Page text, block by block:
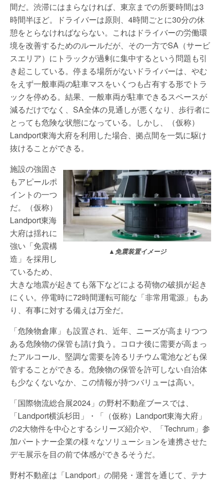
間だ。渋滞にはまらなければ、東京までの所要時間は3
時間半ほど。ドライバーは原則、4時間ごとに30分の休
憩をとらなければならない。これはドライバーの労働環
境を改善するためのルールだが、その一方でSA（サービ
スエリア）にトラックが過剰に集中するという問題も引
き起こしている。停まる場所がないドライバーは、やむ
をえず一般車両の駐車マスをいくつも占有する形でトラ
ックを停める。結果、一般車両が駐車できるスペースが
減るだけでなく、SA全体の見通しが悪くなり、歩行者に
とっても危険な状態になっている。しかし、（仮称）
Landport東海大府を利用した場合、拠点間を一気に駆け
抜けることができる。
▲免震装置イメージ
施設の強固さ
もアピールポ
イントの一つ
だ。（仮称）
Landport東海
大府は揺れに
強い「免震構
造」を採用し
ているため、
大きな地震が起きても落下などによる荷物の破損が起き
にくい。停電時に72時間運転可能な「非常用電源」もあ
り、有事に対する備えは万全だ。
「危険物倉庫」も設置され、近年、ニーズが高まりつつ
ある危険物の保管も請け負う。コロナ後に需要が高まっ
たアルコール、堅調な需要を誇るリチウム電池なども保
管することができる。危険物の保管を許可しない自治体
も少なくないなか、この情報が持つバリューは高い。
「国際物流総合展2024」の野村不動産ブースでは、
「Landport横浜杉田」・「（仮称）Landport東海大府」
の2大物件を中心とするシリーズ紹介や、「Techrum」参
加パートナー企業の様々なソリューションを連携させた
デモ展示を目の前で体感ができるそうだ。
野村不動産は「Landport」の開発・運営を通じて、テナ